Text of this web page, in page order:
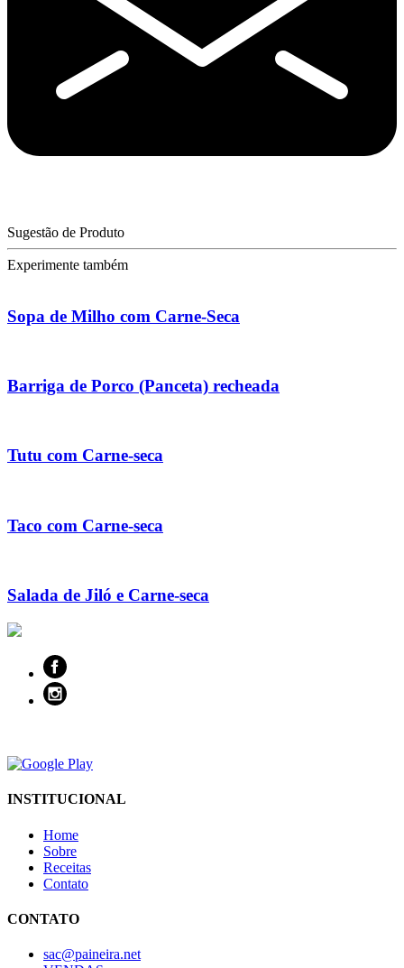
Sugestão de Produto
Experimente também
Sopa de Milho com Carne-Seca
Barriga de Porco (Panceta) recheada
Tutu com Carne-seca
Taco com Carne-seca
Salada de Jiló e Carne-seca
INSTITUCIONAL
Home
Sobre
Receitas
Contato
CONTATO
sac@paineira.net